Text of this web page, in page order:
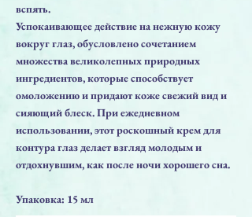
вспять.
Успокаивающее действие на нежную кожу
вокруг глаз, обусловлено сочетанием
множества великолепных природных
ингредиентов, которые способствует
омоложению и придают коже свежий вид и
сияющий блеск. При ежедневном
использовании, этот роскошный крем для
контура глаз делает взгляд молодым и
отдохнувшим, как после ночи хорошего сна.
Упаковка: 15 мл